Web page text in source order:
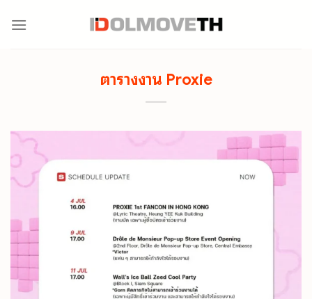
ตารางงาน Proxie